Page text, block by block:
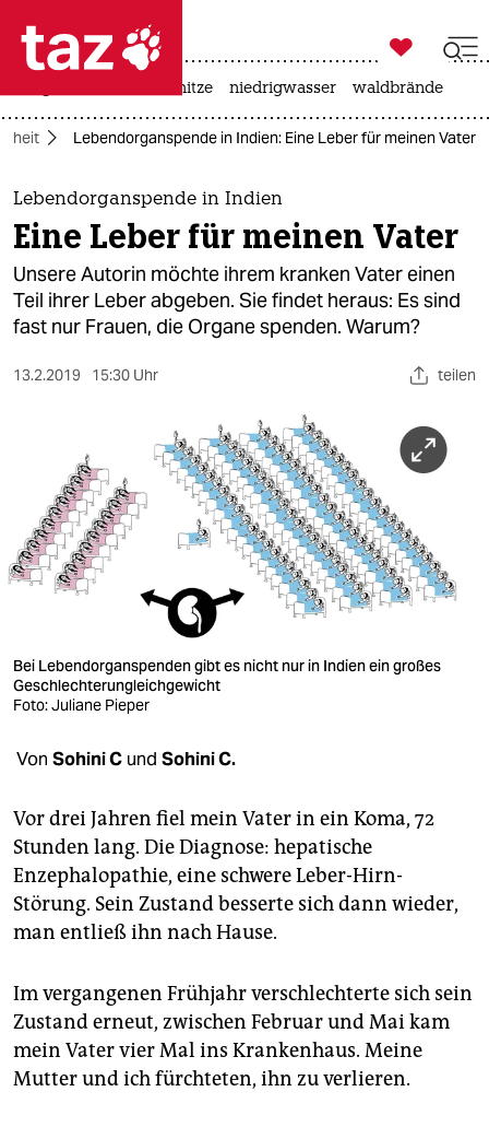
 taz zahl ich
taz zahl ich
themen
politik
öko
berlin
nord
wahrheit
verlag
shop
fragen & hilfe
unterstützen
abo
genossenschaft
epaper login

taz zahl ich
hitze niedrigwasser waldbrände
Lebendorganspende in Indien: Eine Leber für meinen Vater
Lebendorganspende in Indien
Eine Leber für meinen Vater
Unsere Autorin möchte ihrem kranken Vater einen
Teil ihrer Leber abgeben. Sie findet heraus: Es sind
fast nur Frauen, die Organe spenden. Warum?
13.2.2019 15:30 Uhr teilen
Bei Lebendorganspenden gibt es nicht nur in Indien ein großes
Geschlechterungleichgewicht
Foto: Juliane Pieper
Von Sohini C und Sohini C.
Vor drei Jahren fiel mein Vater in ein Koma, 72
Stunden lang. Die Diagnose: hepatische
Enzephalopathie, eine schwere Leber-Hirn-
Störung. Sein Zustand besserte sich dann wieder,
man entließ ihn nach Hause.
Im vergangenen Frühjahr verschlechterte sich sein
Zustand erneut, zwischen Februar und Mai kam
mein Vater vier Mal ins Krankenhaus. Meine
Mutter und ich fürchteten, ihn zu verlieren.